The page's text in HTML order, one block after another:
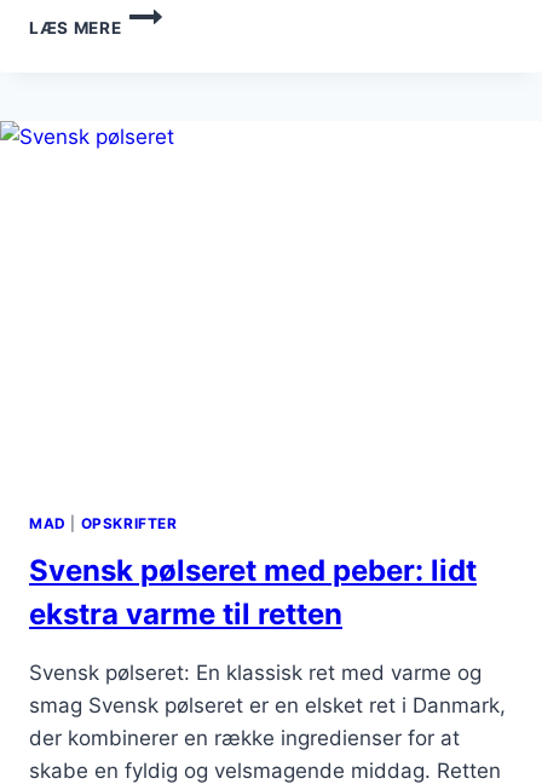
LÆS MERE
SVENSK
PØLSERET
MAD OPSKRIFTER
Svensk pølseret med peber: lidt
ekstra varme til retten
Svensk pølseret: En klassisk ret med varme og
smag Svensk pølseret er en elsket ret i Danmark,
der kombinerer en række ingredienser for at
skabe en fyldig og velsmagende middag. Retten